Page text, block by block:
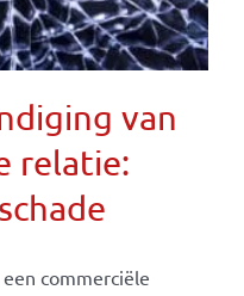
van
relatie:
commerciële